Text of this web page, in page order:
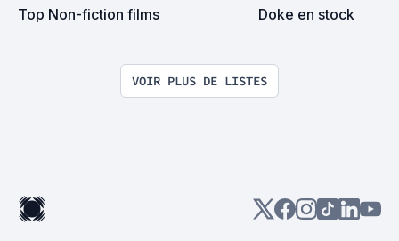
Top Non-fiction films Doke en stock
VOIR PLUS DE LISTES